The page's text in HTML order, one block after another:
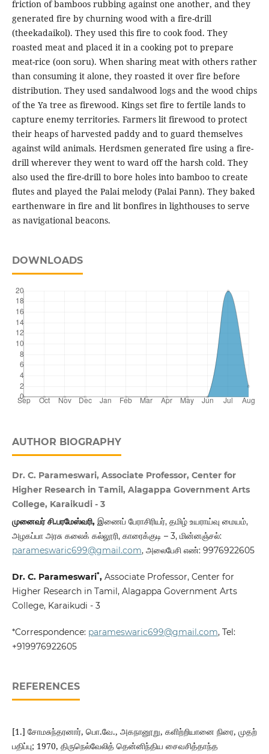
friction of bamboos rubbing against one another, and they
generated fire by churning wood with a fire-drill
(theekadaikol). They used this fire to cook food. They
roasted meat and placed it in a cooking pot to prepare
meat-rice (oon soru). When sharing meat with others rather
than consuming it alone, they roasted it over fire before
distribution. They used sandalwood logs and the wood chips
of the Ya tree as firewood. Kings set fire to fertile lands to
capture enemy territories. Farmers lit firewood to protect
their heaps of harvested paddy and to guard themselves
against wild animals. Herdsmen generated fire using a fire-
drill wherever they went to ward off the harsh cold. They
also used the fire-drill to bore holes into bamboo to create
flutes and played the Palai melody (Palai Pann). They baked
earthenware in fire and lit bonfires in lighthouses to serve
as navigational beacons.
DOWNLOADS
AUTHOR BIOGRAPHY
Dr. C. Parameswari, Associate Professor, Center for
Higher Research in Tamil, Alagappa Government Arts
College, Karaikudi - 3
முனைவர் சி.பரமேஸ்வரி, இணைப் பேராசிரியர், தமிழ் உயராய்வு மையம்,
அழகப்பா அரசு கலைக் கல்லூரி, காரைக்குடி – 3, மின்னஞ்சல்:
parameswaric699@gmail.com, அலைபேசி எண்: 9976922605
Dr. C. Parameswari*, Associate Professor, Center for
Higher Research in Tamil, Alagappa Government Arts
College, Karaikudi - 3
*Correspondence: parameswaric699@gmail.com, Tel:
+919976922605
REFERENCES
[1.] சோமசுந்தரனார், பொ.வே., அகநானூறு, களிற்றியானை நிரை, முதற்
பதிப்பு; 1970, திருநெல்வேலித் தென்னிந்திய சைவசித்தாந்த